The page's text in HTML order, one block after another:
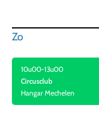
Zo
10u00-13u00
Circusclub
Hangar Mechelen